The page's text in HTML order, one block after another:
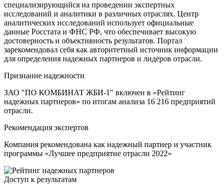
специализирующийся на проведении экспертных
исследований и аналитики в различных отраслях. Центр
аналитических исследований использует официальные
данные Росстата и ФНС РФ, что обеспечивает высокую
достоверность и объективность результатов. Портал
зарекомендовал себя как авторитетный источник информации
для определения надежных партнеров и лидеров отрасли.
Признание надежности
ЗАО "ПО КОМБИНАТ ЖБИ-1" включен в «Рейтинг
надежных партнеров» по итогам анализа 16 216 предприятий
отрасли.
Рекомендация экспертов
Компания рекомендована как надежный партнер и участник
программы «Лучшее предприятие отрасли 2022»
Доступ к результатам